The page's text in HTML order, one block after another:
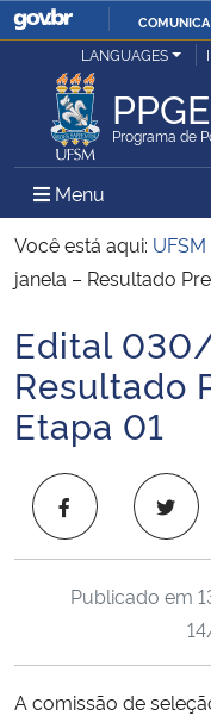
Ministério da Justiça e
Ministério da Defesa
Ministério das Relações
Ministério da Infraestrutura
Ministério da Agricultura,
Ministério da Educação
LANGUAGES
Programa de
Menu Menu
Você está aqui: UFSM
janela – Resultado
Início do conteúdo
Edital
Resultado
Etapa 01
Publicado em
A comissão de